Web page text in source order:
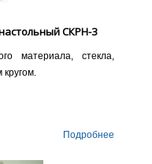
СКРН-3
материала, стекла,
Подробнее